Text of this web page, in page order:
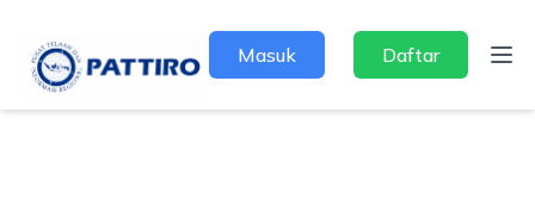
Masuk Daftar